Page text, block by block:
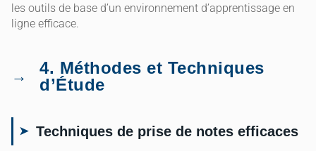
les outils de base d’un environnement d’apprentissage en
ligne efficace.
4. Méthodes et Techniques
d’Étude
Techniques de prise de notes efficaces